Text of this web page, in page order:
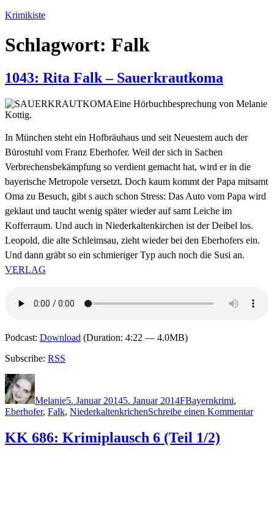
Zum
springen
Krimikiste
Schlagwort: Falk
1043: Rita Falk – Sauerkrautkoma
Eine Hörbuchbesprechung von Melanie
Kottig.
In München steht ein Hofbräuhaus und seit Neuestem auch der
Bürostuhl vom Franz Eberhofer. Weil der sich in Sachen
Verbrechensbekämpfung so verdient gemacht hat, wird er in die
bayerische Metropole versetzt. Doch kaum kommt der Papa mitsamt
Oma zu Besuch, gibt s auch schon Stress: Das Auto vom Papa wird
geklaut und taucht wenig später wieder auf samt Leiche im
Kofferraum. Und auch in Niederkaltenkirchen ist der Deibel los.
Leopold, die alte Schleimsau, zieht wieder bei den Eberhofers ein.
Und dann gräbt so ein schmieriger Typ auch noch die Susi an.
VERLAG
Podcast: Download (Duration: 4:22 — 4.0MB)
Subscribe: RSS
Autor
Melanie5. Januar 20145. Januar 2014FBayernkrimi,
Eberhofer, Falk, NiederkaltenkrichenSchreibe einen Kommentarzu
KK 686: Krimiplausch 6 (Teil 1/2)